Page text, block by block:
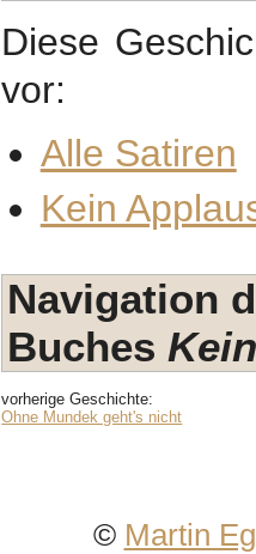
Diese
vor:
Alle Satiren
Kein
Navigation
Buches
vorherige Geschichte:
Ohne Mundek geht's nicht
© Martin